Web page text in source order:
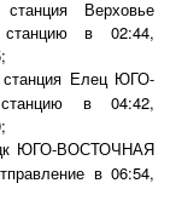
Верховье
в 02:44,
станция Елец ЮГО-
в 04:42,
ЮГО-ВОСТОЧНАЯ
в 06:54,